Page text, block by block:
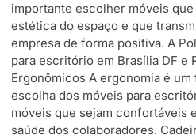
importante escolher móveis
estética do espaço e que
empresa de forma positiva. A
para escritório em Brasília DF e
Ergonômicos A ergonomia é
escolha dos móveis para
móveis que sejam confortáveis
saúde dos colaboradores.